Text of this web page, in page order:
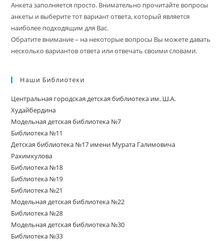
Анкета заполняется просто. Внимательно прочитайте вопросы
анкеты и выберите тот вариант ответа, который является
наиболее подходящим для Вас.
Обратите внимание – на некоторые вопросы Вы можете давать
несколько вариантов ответа или отвечать своими словами.
Наши Библиотеки
Центральная городская детская библиотека им. Ш.А.
Худайбердина
Модельная детская библиотека №7
Библиотека №11
Детская библиотека №17 имени Мурата Галимовича
Рахимкулова
Библиотека №18
Библиотека №19
Библиотека №21
Модельная детская библиотека №22
Библиотека №28
Модельная детская библиотека №30
Библиотека №33